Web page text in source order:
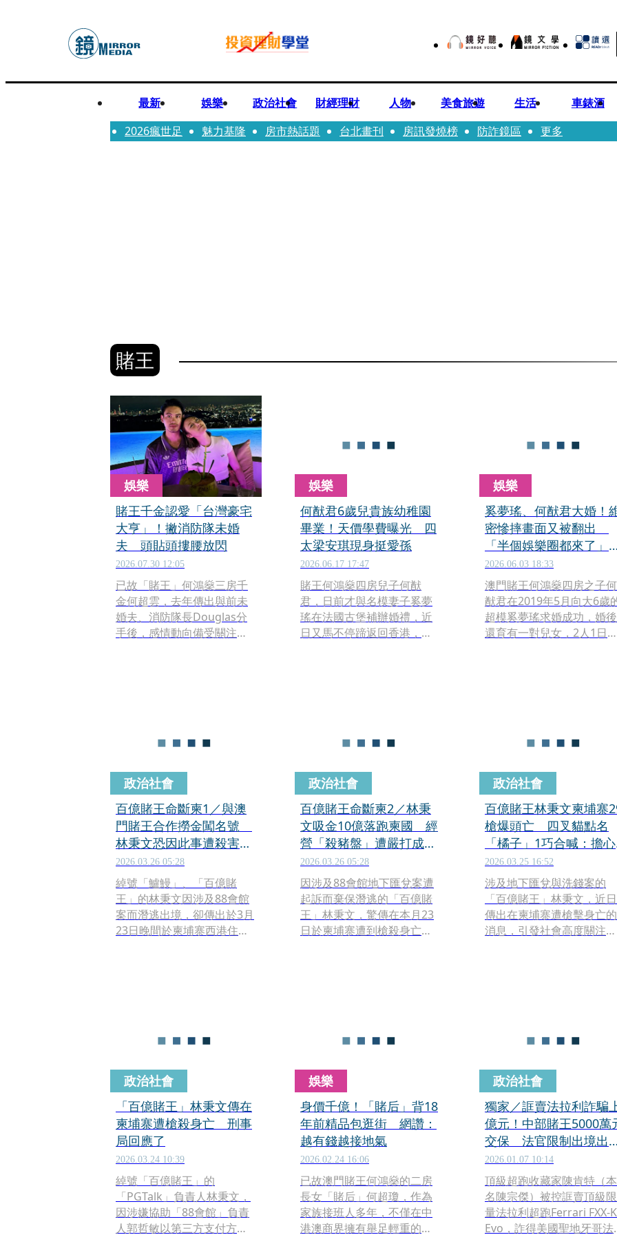
最新 娛樂 政治社會 財經理財 人物 美食旅遊 生活
車錶酒
2026瘋世足
魅力基隆 房市熱話題 台北畫刊 房訊發燒榜 防詐鏡區 更多
賭王
娛樂
賭王千金認愛「台灣豪宅
大亨」！撇消防隊未婚
夫 頭貼頭摟腰放閃
2026.07.30 12:05
已故「賭王」何鴻燊三房千
金何超雲，去年傳出與前未
婚夫、消防隊長Douglas分
手後，感情動向備受關注。
娛樂
何猷君6歲兒貴族幼稚園
畢業！天價學費曝光 四
太梁安琪現身挺愛孫
2026.06.17 17:47
賭王何鴻燊四房兒子何猷
君，日前才與名模妻子奚夢
瑤在法國古堡補辦婚禮，近
日又馬不停蹄返回香港，原
娛樂
奚夢瑤、何猷君大婚！
密慘摔畫面又被翻出
「半個娛樂圈都來了」
登熱搜網熱議
2026.06.03 18:33
澳門賭王何鴻燊四房之子何
猷君在2019年5月向大6歲
超模奚夢瑤求婚成功，婚後
還育有一對兒女，2人1日
常的幸福了」。
政治社會
百億賭王命斷柬1／與澳
門賭王合作撈金闖名號
林秉文恐因此事遭殺害滅
口
2026.03.26 05:28
綽號「鱸鰻」、「百億賭
王」的林秉文因涉及88會館
案而潛逃出境，卻傳出於3月
23日晚間於柬埔寨西港住家
政治社會
百億賭王命斷柬2／林秉
文吸金10億落跑柬國 經
營「殺豬盤」遭嚴打成狙
殺目標
2026.03.26 05:28
因涉及88會館地下匯兌案遭
起訴而棄保潛逃的「百億賭
王」林秉文，驚傳在本月23
日於柬埔寨遭到槍殺身亡，
叫苦連天。
政治社會
百億賭王林秉文柬埔寨
槍爆頭亡 四叉貓點名
「橘子」1巧合喊：擔心
妳安危
2026.03.25 16:52
涉及地下匯兌與洗錢案的
「百億賭王」林秉文，近日
傳出在柬埔寨遭槍擊身亡的
消息，引發社會高度關注。
政治社會
「百億賭王」林秉文傳在
柬埔寨遭槍殺身亡 刑事
局回應了
2026.03.24 10:39
綽號「百億賭王」的
「PGTalk」負責人林秉文，
因涉嫌協助「88會館」負責
人郭哲敏以第三方支付方式
娛樂
身價千億！「賭后」背18
年前精品包逛街 網讚：
越有錢越接地氣
2026.02.24 16:06
已故澳門賭王何鴻燊的二房
長女「賭后」何超瓊，作為
家族接班人多年，不僅在中
港澳商界擁有舉足輕重的地
政治社會
獨家／誆賣法拉利詐騙
億元！中部賭王5000萬
交保 法官限制出境出
海、科技監控防脫逃
2026.01.07 10:14
頂級超跑收藏家陳肯特（本
名陳宗傑）被控誆賣頂級限
量法拉利超跑Ferrari FXX-K
Evo，詐得美國聖地牙哥法